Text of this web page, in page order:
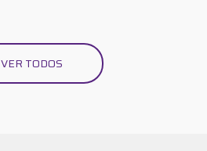
VER TODOS